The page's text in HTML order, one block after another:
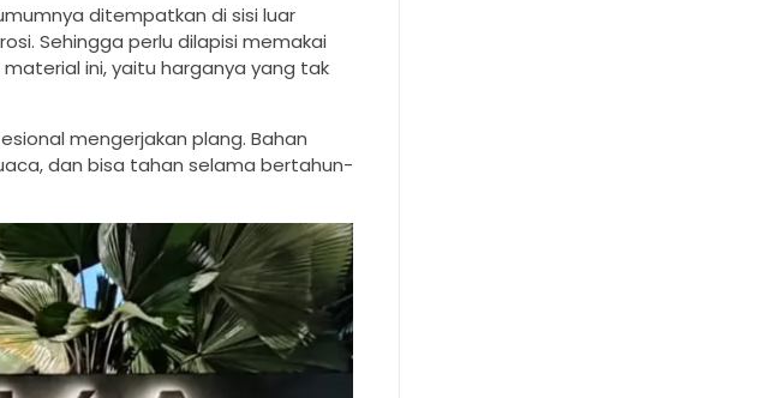
ditempatkan di sisi luar
Sehingga perlu dilapisi memakai
ini, yaitu harganya yang tak
mengerjakan plang. Bahan
dan bisa tahan selama bertahun-